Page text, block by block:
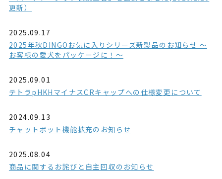
更新）
2025.09.17
2025年秋DINGOお気に入りシリーズ新製品のお知らせ ～
お客様の愛犬をパッケージに！～
2025.09.01
テトラpHKHマイナスCRキャップへの仕様変更について
2024.09.13
チャットボット機能拡充のお知らせ
2025.08.04
商品に関するお詫びと自主回収のお知らせ